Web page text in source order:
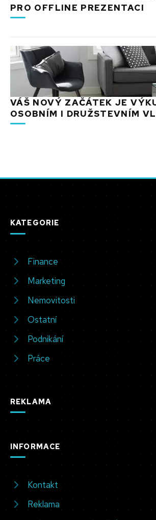
PRO OFFLINE PREZENTACI
VÁŠ NOVÝ ZAČÁTEK JE
OSOBNÍM I DRUŽSTEVNÍM
KATEGORIE
Finance
Marketing
Nemovitosti
Ostatní
Podnikání
Práce
REKLAMA
INFORMACE
Kontakt
Reklama